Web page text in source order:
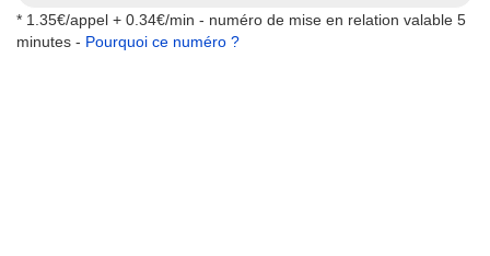
* 1.35€/appel + 0.34€/min - numéro de mise en relation valable 5
minutes - Pourquoi ce numéro ?